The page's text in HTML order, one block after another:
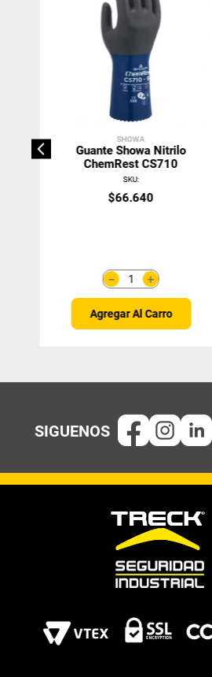
SHOWA
Guante Showa Nitrilo
ChemRest CS710
SKU:
$66.640
＋
－
Agregar Al Carro